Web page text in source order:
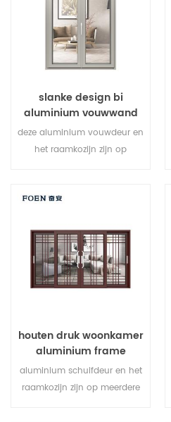
slanke design bi
aluminium vouwwand
met dubbele beglazing
deze aluminium vouwdeur en
het raamkozijn zijn op
beveiliging tegen diefstal zijn
deurtypen om te voldoen aan
verschillende architecturale
behoeften.
houten druk woonkamer
aluminium frame
schuifraamsysteem
aluminium schuifdeur en het
raamkozijn zijn op meerdere